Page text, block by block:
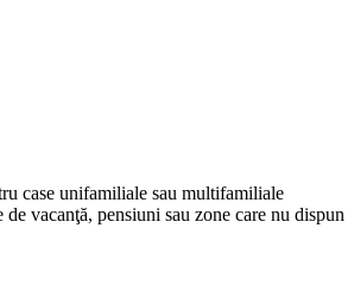
case unifamiliale sau multifamiliale
de vacanţă, pensiuni sau zone care nu dispun